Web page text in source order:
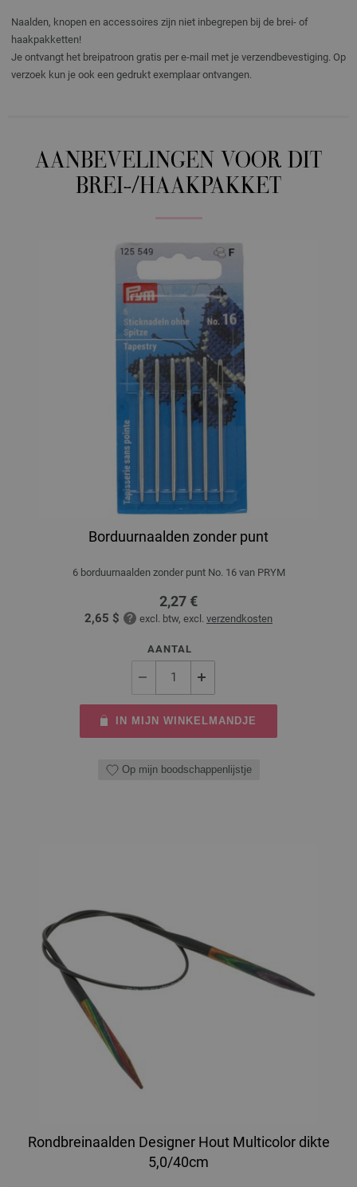
Naalden, knopen en accessoires zijn niet inbegrepen bij de brei- of
haakpakketten!
Je ontvangt het breipatroon gratis per e-mail met je verzendbevestiging. Op
verzoek kun je ook een gedrukt exemplaar ontvangen.
AANBEVELINGEN VOOR DIT
BREI-/HAAKPAKKET
Borduurnaalden zonder punt
6 borduurnaalden zonder punt No. 16 van PRYM
2,27 €
2,65 $ excl. btw, excl. verzendkosten
AANTAL
IN MIJN WINKELMANDJE
Op mijn boodschappenlijstje
Rondbreinaalden Designer Hout Multicolor dikte
5,0/40cm